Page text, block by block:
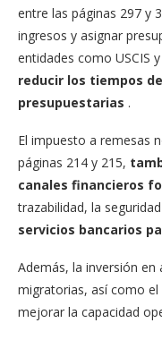
entre las páginas 297 y
ingresos y asignar
entidades como USCIS y
reducir los tiempos
presupuestarias .
El impuesto a remesas
páginas 214 y 215,
canales financieros
trazabilidad, la
servicios bancarios
Además, la inversión en
migratorias, así como
mejorar la capacidad